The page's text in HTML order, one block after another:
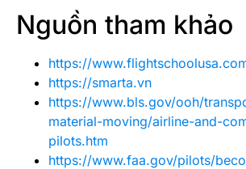
Nguồn tham khảo
https://
https://smarta.vn
https://www.bls.gov/ooh/
material-moving/airline-and-
pilots.htm
https://www.faa.gov/pilots/